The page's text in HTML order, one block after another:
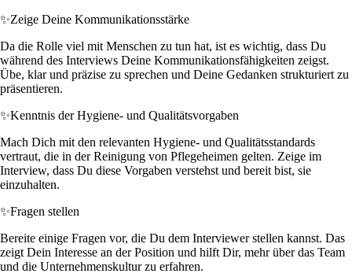
✨Zeige Deine Kommunikationsstärke
Da die Rolle viel mit Menschen zu tun hat, ist es wichtig, dass Du
während des Interviews Deine Kommunikationsfähigkeiten zeigst.
Übe, klar und präzise zu sprechen und Deine Gedanken strukturiert zu
präsentieren.
✨Kenntnis der Hygiene- und Qualitätsvorgaben
Mach Dich mit den relevanten Hygiene- und Qualitätsstandards
vertraut, die in der Reinigung von Pflegeheimen gelten. Zeige im
Interview, dass Du diese Vorgaben verstehst und bereit bist, sie
einzuhalten.
✨Fragen stellen
Bereite einige Fragen vor, die Du dem Interviewer stellen kannst. Das
zeigt Dein Interesse an der Position und hilft Dir, mehr über das Team
und die Unternehmenskultur zu erfahren.